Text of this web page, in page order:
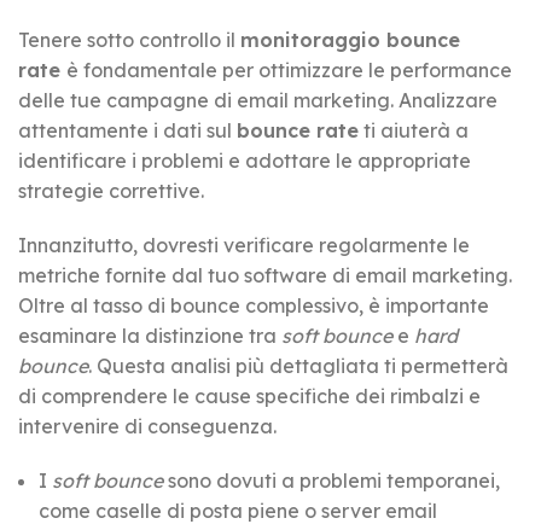
Tenere sotto controllo il monitoraggio bounce
rate è fondamentale per ottimizzare le performance
delle tue campagne di email marketing. Analizzare
attentamente i dati sul bounce rate ti aiuterà a
identificare i problemi e adottare le appropriate
strategie correttive.
Innanzitutto, dovresti verificare regolarmente le
metriche fornite dal tuo software di email marketing.
Oltre al tasso di bounce complessivo, è importante
esaminare la distinzione tra soft bouncee hard
bounce. Questa analisi più dettagliata ti permetterà
di comprendere le cause specifiche dei rimbalzi e
intervenire di conseguenza.
I soft bouncesono dovuti a problemi temporanei,
come caselle di posta piene o server email